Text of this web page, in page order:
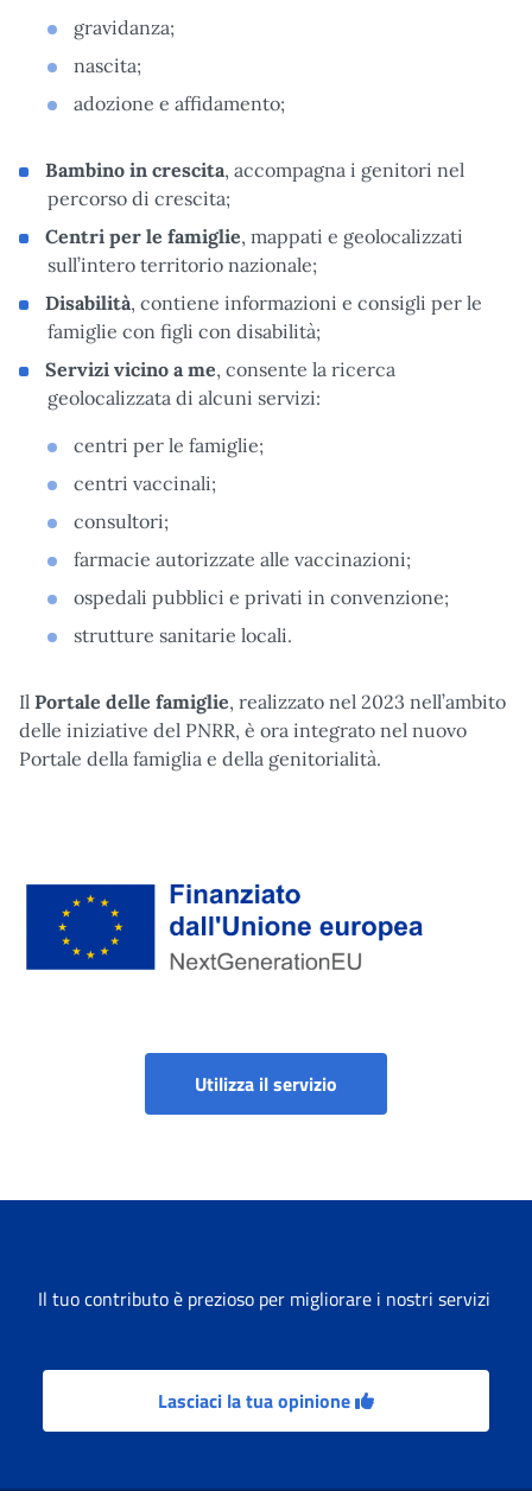
gravidanza;
nascita;
adozione e affidamento;
Bambino in crescita, accompagna i genitori nel
percorso di crescita;
Centri per le famiglie, mappati e geolocalizzati
sull’intero territorio nazionale;
Disabilità, contiene informazioni e consigli per le
famiglie con figli con disabilità;
Servizi vicino a me, consente la ricerca
geolocalizzata di alcuni servizi:
centri per le famiglie;
centri vaccinali;
consultori;
farmacie autorizzate alle vaccinazioni;
ospedali pubblici e privati in convenzione;
strutture sanitarie locali.
Il Portale delle famiglie, realizzato nel 2023 nell’ambito
delle iniziative del PNRR, è ora integrato nel nuovo
Portale della famiglia e della genitorialità.
Finanziato dall'Unione Europea tramite Next Generation EU
Utilizza il servizio
Il tuo contributo è prezioso per migliorare i nostri servizi
Lasciaci la tua opinione